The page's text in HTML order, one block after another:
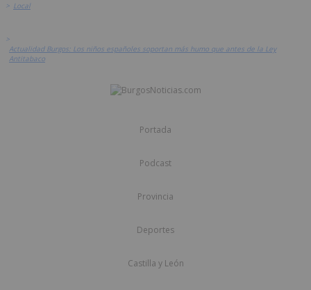
> Local
>
Actualidad Burgos: Los niños españoles soportan más humo que antes de la Ley
Antitabaco
Portada
Podcast
Provincia
Deportes
Castilla y León